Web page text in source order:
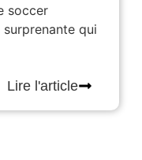
soccer
qui
Lire l'article